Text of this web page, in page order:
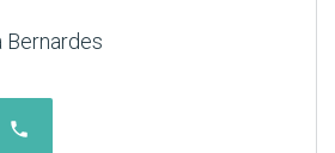
Bernardes
phone